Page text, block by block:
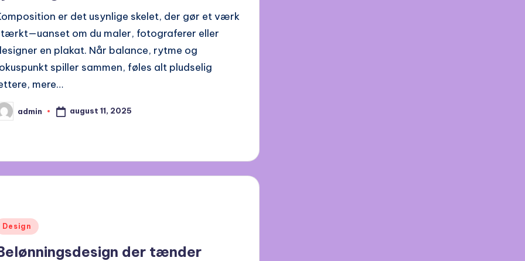
er det usynlige skelet, der gør et værk
om du maler, fotograferer eller
en plakat. Når balance, rytme og
spiller sammen, føles alt pludselig
mere…
admin august 11, 2025
Design
der tænder